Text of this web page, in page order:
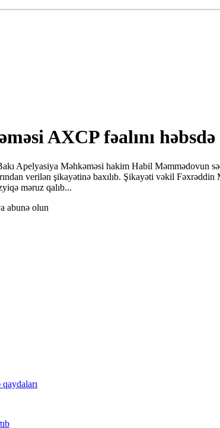
AXCP fəalını həbsdə
Apelyasiya Məhkəməsi hakim Habil Məmmədovun
verilən şikayətinə baxılıb. Şikayəti vəkil
məruz qalıb...
abunə olun